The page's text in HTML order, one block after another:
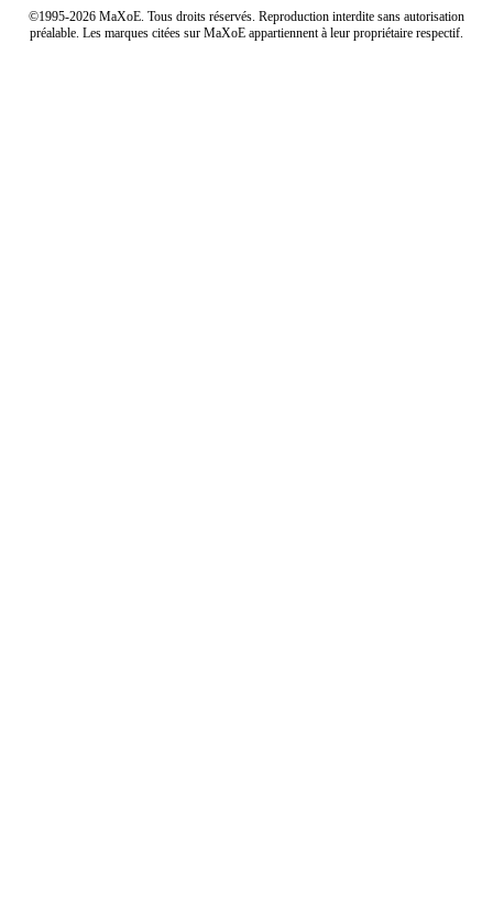
©1995-2026 MaXoE. Tous droits réservés. Reproduction interdite sans autorisation
préalable. Les marques citées sur MaXoE appartiennent à leur propriétaire respectif.